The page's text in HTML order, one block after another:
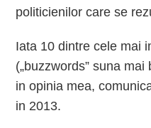
politicienilor care se
Iata 10 dintre cele mai
(„buzzwords” suna
in opinia mea,
in 2013.